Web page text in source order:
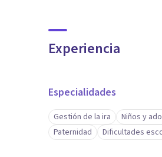
Experiencia
Especialidades
Gestión de la ira Niños y
Paternidad
Dificultades